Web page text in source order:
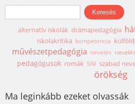
Keresés űrlap
Keresés
alternatív iskolák drámapedagógia
iskolakritika kompetencia külföld
művészetpedagógia nevelés
pedagógusok romák SNI szabad
örökség
Ma leginkább ezeket olvassák